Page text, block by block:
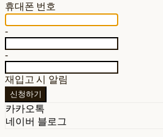
휴대폰 번호
-
-
재입고 시 알림
신청하기
카카오톡
네이버 블로그